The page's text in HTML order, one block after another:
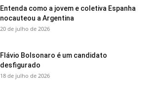
Entenda como a jovem e coletiva Espanha
nocauteou a Argentina
20 de julho de 2026
Flávio Bolsonaro é um candidato
desfigurado
18 de julho de 2026